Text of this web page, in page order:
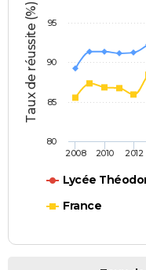
Taux de réussite (%)
Lycée
France
2008 2010 2012
80
85
90
95